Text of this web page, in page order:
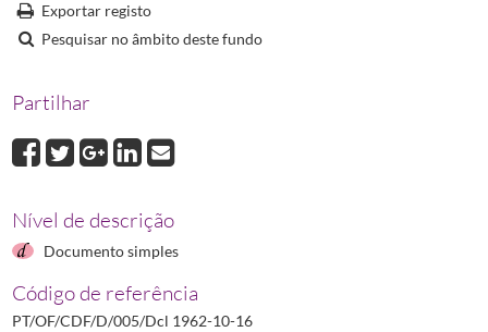
Dcl 1977-02-23
Dcl 1990-01-31 Declaração de ter sido retificado o regime jurídico da
Exportar registo
Pesquisar no âmbito deste fundo
Partilhar
Nível de descrição
Documento simples
Código de referência
PT/OF/CDF/D/005/Dcl 1962-10-16